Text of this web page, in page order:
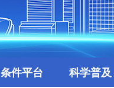
条件平台 科学普及